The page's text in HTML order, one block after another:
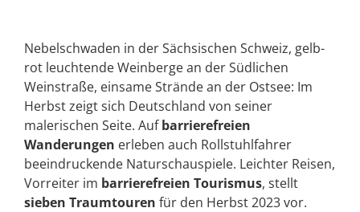
Nebelschwaden in der Sächsischen Schweiz, gelb-
rot leuchtende Weinberge an der Südlichen
Weinstraße, einsame Strände an der Ostsee: Im
Herbst zeigt sich Deutschland von seiner
malerischen Seite. Aufbarrierefreien
Wanderungen erleben auch Rollstuhlfahrer
beeindruckende Naturschauspiele. Leichter Reisen,
Vorreiter im barrierefreien Tourismus, stellt
sieben Traumtouren für den Herbst 2023 vor.